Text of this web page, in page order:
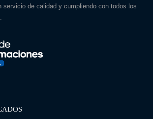
servicio de calidad y cumpliendo con todos los